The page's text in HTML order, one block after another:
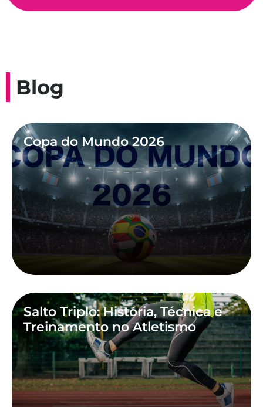
Blog
Copa do Mundo 2026
Salto Triplo: História, Técnica e
Treinamento no Atletismo